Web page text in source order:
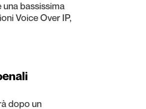
bassissima
Voice Over IP,
dopo un